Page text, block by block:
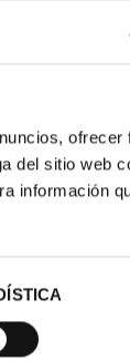
del sitio web
información